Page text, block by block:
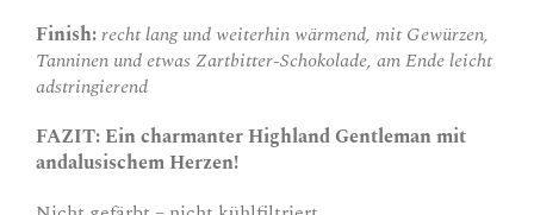
Finish:recht lang und weiterhin wärmend, mit Gewürzen,
Tanninen und etwas Zartbitter-Schokolade, am Ende leicht
adstringierend
FAZIT: Ein charmanter Highland Gentleman mit
andalusischem Herzen!